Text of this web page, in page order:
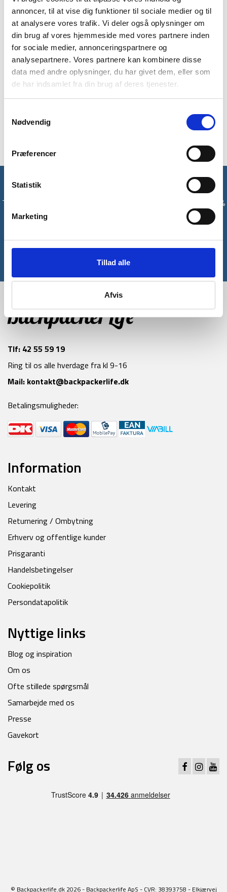
annoncer, til at vise dig funktioner til sociale medier og til
at analysere vores trafik. Vi deler også oplysninger om
din brug af vores hjemmeside med vores partnere inden
for sociale medier, annonceringspartnere og
analysepartnere. Vores partnere kan kombinere disse
data med andre oplysninger, du har givet dem, eller som
de har indsamlet fra din brug af deres tjenester.
Nødvendig
Præferencer
Statistik
Marketing
Tillad alle
Afvis
BESKRIVELSE BRAND FAQ
Med Katadyns BeFree AC Replacement Cartridge filter kan du
altid få rent vand på turen. Det ultralette drikkefilter er
udstyret med en EZ-Clean membran, som ved hjælp af meget
små porer tilbageholder mikroorganismer, såsom bakterier og
sedimenter. Filteret fjerner bakterier ned til 0,1 micron,
svarende til 0,0001 mm. Du bør skifte dit Katadyns BeFee
filter efter 1000 liter har passeret igennem, alt efter hvilken
Obs: Dette er et udskiftnings-filter.
Tilmeld dig vores nyhedsbrev og modtag med det samme en 10%
Tilmeld
*Gælder ikke allerede nedsatte varer
Tlf: 42 55 59 19
Ring til os alle hverdage fra kl 9-16
Mail: kontakt@backpackerlife.dk
Betalingsmuligheder:
Information
Kontakt
Levering
Returnering / Ombytning
Erhverv og offentlige kunder
Prisgaranti
Handelsbetingelser
Cookiepolitik
Persondatapolitik
Nyttige links
Blog og inspiration
Om os
Ofte stillede spørgsmål
Samarbejde med os
Presse
Gavekort
Følg os
© Backpackerlife.dk 2026 - Backpackerlife ApS - CVR: 38393758 - Elkjærvej